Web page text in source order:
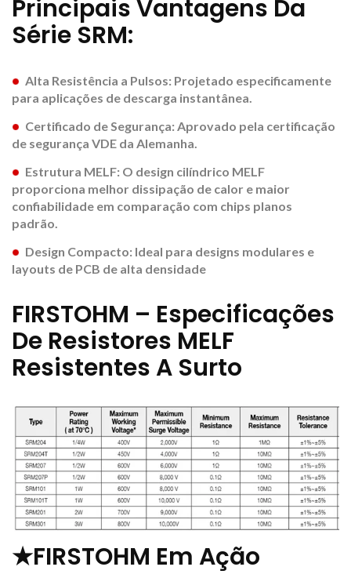
Principais Vantagens Da
Série SRM:
Alta Resistência a Pulsos: Projetado especificamente
para aplicações de descarga instantânea.
Certificado de Segurança: Aprovado pela certificação
de segurança VDE da Alemanha.
Estrutura MELF: O design cilíndrico MELF
proporciona melhor dissipação de calor e maior
confiabilidade em comparação com chips planos
padrão.
Design Compacto: Ideal para designs modulares e
layouts de PCB de alta densidade
FIRSTOHM – Especificações
De Resistores MELF
Resistentes A Surto
★FIRSTOHM Em Ação